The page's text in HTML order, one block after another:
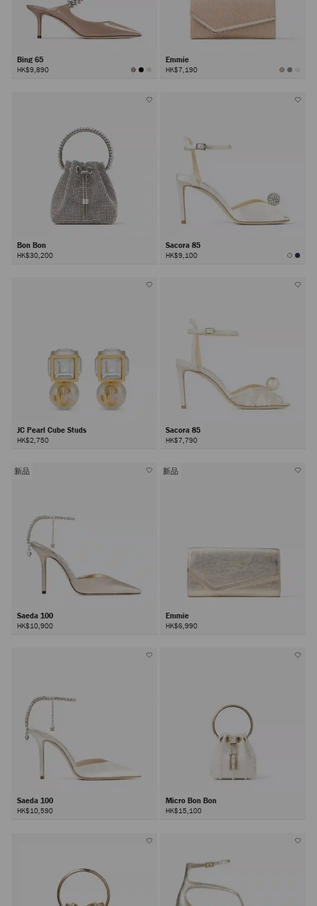
Bing 65
HK$9,890
Emmie
HK$7,190
Bon Bon
HK$30,200
Sacora 85
HK$9,100
JC Pearl Cube Studs
HK$2,750
Sacora 85
HK$7,790
新品
Saeda 100
HK$10,900
新品
Emmie
HK$6,990
Saeda 100
HK$10,590
Micro Bon Bon
HK$15,100